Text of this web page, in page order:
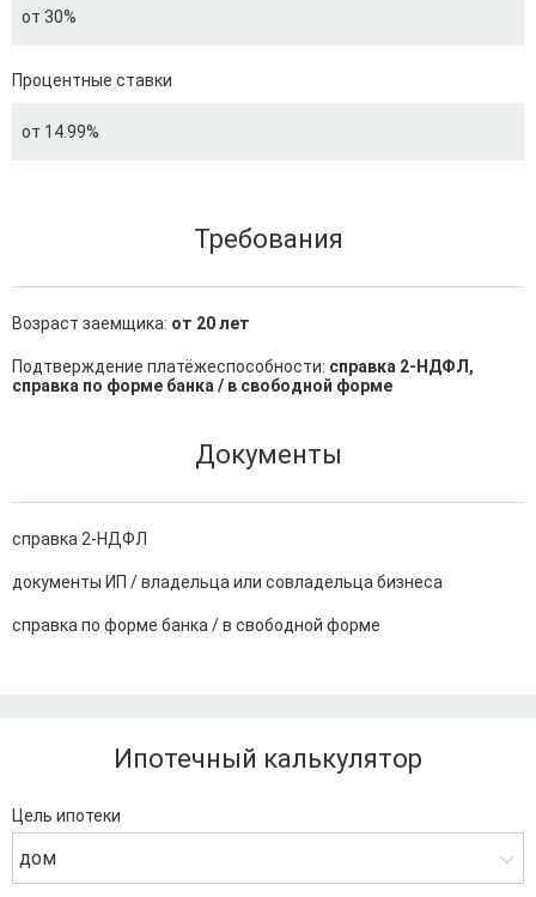
от 30%
Процентные ставки
от 14.99%
Требования
Возраст заемщика: от 20 лет
Подтверждение платёжеспособности: справка 2-НДФЛ,
справка по форме банка / в свободной форме
Документы
справка 2-НДФЛ
документы ИП / владельца или совладельца бизнеса
справка по форме банка / в свободной форме
Ипотечный калькулятор
Цель ипотеки
дом